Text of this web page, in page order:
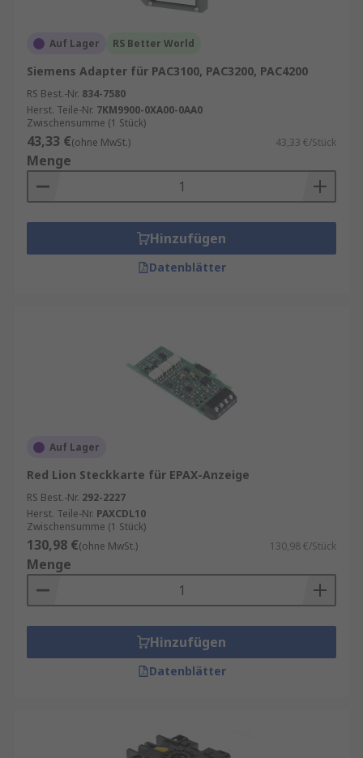
Auf Lager RS Better World
Siemens Adapter für PAC3100, PAC3200, PAC4200
RS Best.-Nr. 834-7580
Herst. Teile-Nr. 7KM9900-0XA00-0AA0
Zwischensumme (1 Stück)
43,33 €(ohne MwSt.) 43,33 €/Stück
Menge
Hinzufügen
Datenblätter
Auf Lager
Red Lion Steckkarte für EPAX-Anzeige
RS Best.-Nr. 292-2227
Herst. Teile-Nr. PAXCDL10
Zwischensumme (1 Stück)
130,98 €(ohne MwSt.) 130,98 €/Stück
Menge
Hinzufügen
Datenblätter